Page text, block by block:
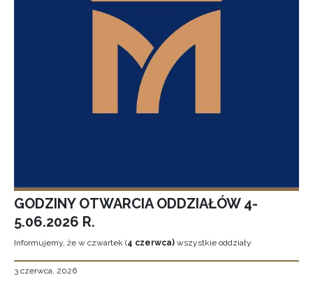
GODZINY OTWARCIA ODDZIAŁÓW 4-
5.06.2026 R.
Informujemy, że w czwartek (4 czerwca) wszystkie oddziały
3 czerwca, 2026